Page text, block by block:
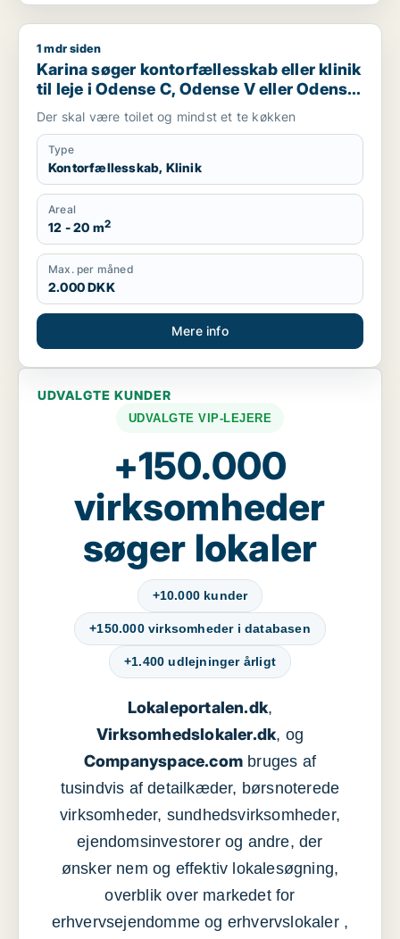
Karina søger kontorfællesskab eller klinik til leje i Odense C,
1 mdr siden
Karina søger kontorfællesskab eller klinik
til leje i Odense C, Odense V eller Odense
NV m.fl.
Der skal være toilet og mindst et te køkken
Type
Kontorfællesskab, Klinik
Areal
12 - 20 m2
Max. per måned
2.000 DKK
Mere info
UDVALGTE KUNDER
UDVALGTE VIP-LEJERE
+150.000
virksomheder
søger lokaler
+10.000 kunder
+150.000 virksomheder i databasen
+1.400 udlejninger årligt
Lokaleportalen.dk,
Virksomhedslokaler.dk, og
Companyspace.com bruges af
tusindvis af detailkæder, børsnoterede
virksomheder, sundhedsvirksomheder,
ejendomsinvestorer og andre, der
ønsker nem og effektiv lokalesøgning,
overblik over markedet for
erhvervsejendomme og erhvervslokaler ,